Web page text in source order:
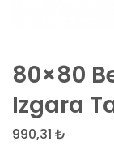
80×80
Izgara
990,31 ₺